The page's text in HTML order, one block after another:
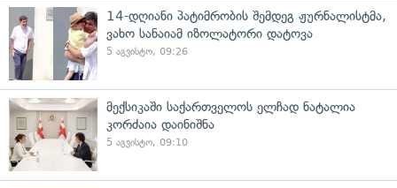
14-დღიანი პატიმრობის შემდეგ ჟურნალისტმა,
ვახო სანაიამ იზოლატორი დატოვა
5 აგვისტო, 09:26
მექსიკაში საქართველოს ელჩად ნატალია
კორძაია დაინიშნა
5 აგვისტო, 09:10